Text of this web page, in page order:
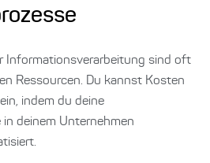
Informationsverarbeitung sind oft
Ressourcen. Du kannst Kosten
indem du deine
deinem Unternehmen